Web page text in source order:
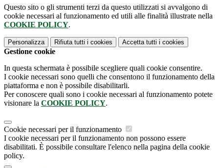
Questo sito o gli strumenti terzi da questo utilizzati si avvalgono di
cookie necessari al funzionamento ed utili alle finalità illustrate nella
COOKIE POLICY.
Personalizza Rifiuta tutti i cookies Accetta tutti i cookies
Gestione cookie
In questa schermata è possibile scegliere quali cookie consentire.
I cookie necessari sono quelli che consentono il funzionamento della
piattaforma e non è possibile disabilitarli.
Per conoscere quali sono i cookie necessari al funzionamento potete
visionare la COOKIE POLICY.
Cookie necessari per il funzionamento
I cookie necessari per il funzionamento non possono essere
disabilitati. È possibile consultare l'elenco nella pagina della cookie
policy.